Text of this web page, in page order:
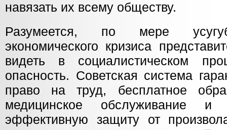
навязать их всему обществу.
Разумеется, по мере
экономического кризиса
видеть в социалистическом
опасность. Советская система
право на труд, бесплатное
медицинское обслуживание и
эффективную защиту от